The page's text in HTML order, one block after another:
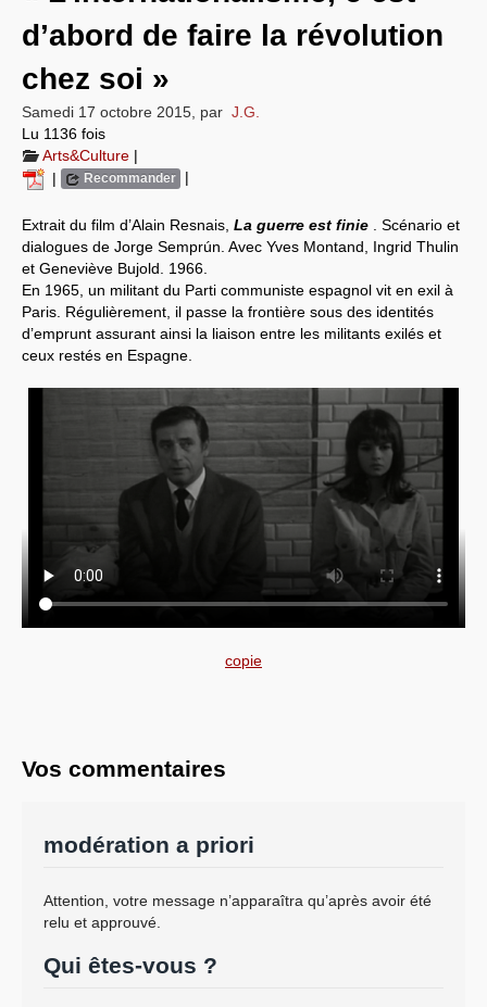
Systèmes & société sous contrôle
Nouvelles de l’antirépublique
Crises "Covid-19 & H1N1"
Guerre en Ukraine
d’abord de faire la révolution
chez soi »
Samedi 17 octobre 2015 par J.G.
Lu 1136 fois
Arts&Culture |
|
Recommander |
Extrait du film d’Alain Resnais, La guerre est finie
. Scénario et
dialogues de Jorge Semprún. Avec Yves Montand, Ingrid Thulin
et Geneviève Bujold. 1966.
En 1965, un militant du Parti communiste espagnol vit en exil à
Paris. Régulièrement, il passe la frontière sous des identités
d’emprunt assurant ainsi la liaison entre les militants exilés et
ceux restés en Espagne.
copie
Vos commentaires
modération a priori
Attention, votre message n’apparaîtra qu’après avoir été
relu et approuvé.
Qui êtes-vous ?